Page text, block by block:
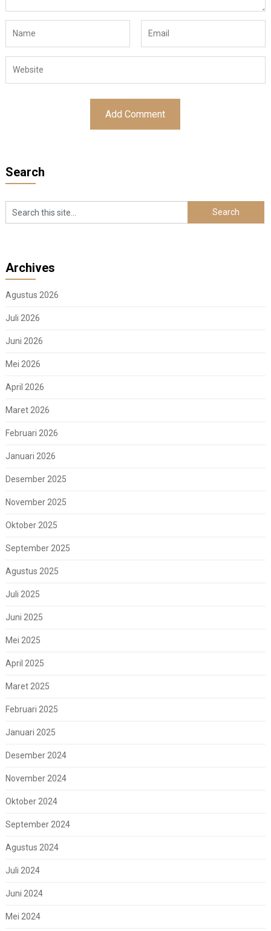
Search
Archives
Agustus 2026
Juli 2026
Juni 2026
Mei 2026
April 2026
Maret 2026
Februari 2026
Januari 2026
Desember 2025
November 2025
Oktober 2025
September 2025
Agustus 2025
Juli 2025
Juni 2025
Mei 2025
April 2025
Maret 2025
Februari 2025
Januari 2025
Desember 2024
November 2024
Oktober 2024
September 2024
Agustus 2024
Juli 2024
Juni 2024
Mei 2024